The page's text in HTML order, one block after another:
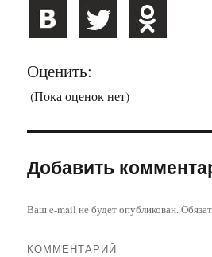
Оценить:
(Пока оценок нет)
Добавить
Ваш e-mail не будет опубликован.
КОММЕНТАРИЙ